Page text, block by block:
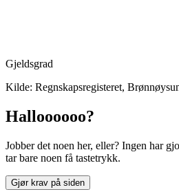
Gjeldsgrad
Kilde: Regnskapsregisteret,
Halloooooo?
Jobber det noen her, eller? Ingen har
tar bare noen få tastetrykk.
Gjør krav på siden